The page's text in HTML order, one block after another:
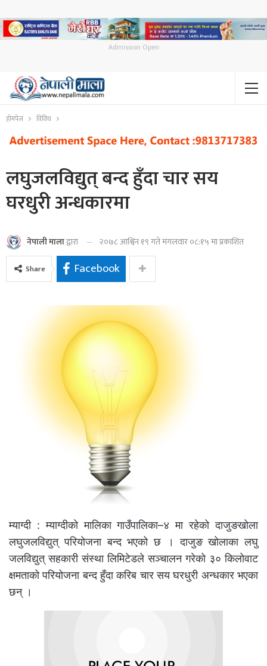
Admission Open
होमपेज विविध
लघुजलविद्युत् बन्द हुँदा चार सय
घरधुरी अन्धकारमा
नेपाली मालाद्वारा २०७८ आश्विन १९ गते मंगलवार ०८:१५ मा प्रकाशित
Share Facebook
म्याग्दी : म्याग्दीको मालिका गाउँपालिका–४ मा रहेको दाजुङखोला
लघुजलविद्युत् परियोजना बन्द भएको छ । दाजुङ खोलाका लघु
जलविद्युत् सहकारी संस्था लिमिटेडले सञ्चालन गरेको ३० किलोवाट
क्षमताको परियोजना बन्द हुँदा करिब चार सय घरधुरी अन्धकार भएका
छन् ।